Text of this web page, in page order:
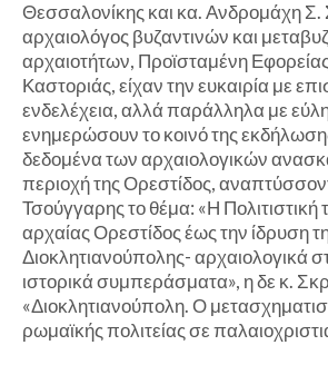
Θεσσαλονίκης και κα. Ανδρομάχη Σ.
αρχαιολόγος βυζαντινών και
αρχαιοτήτων, Προϊσταμένη
Καστοριάς, είχαν την ευκαιρία με
ενδελέχεια, αλλά παράλληλα με
ενημερώσουν το κοινό της
δεδομένα των αρχαιολογικών
περιοχή της Ορεστίδος,
Τσούγγαρης το θέμα: «Η Πολιτιστική
αρχαίας Ορεστίδος έως την ίδρυση
Διοκλητιανούπολης- αρχαιολογικά
ιστορικά συμπεράσματα», η δε κ.
«Διοκλητιανούπολη. Ο
ρωμαϊκής πολιτείας σε